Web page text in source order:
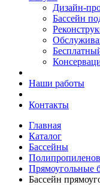
Дизайн-
Бассейн
Наши работы
Контакты
Главная
Каталог
Бассейны
Прямоугольные
Бассейн